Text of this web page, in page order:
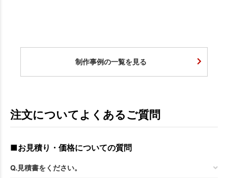
制作事例の一覧を見る
注文についてよくあるご質問
■お見積り・価格についての質問
Q.見積書をください。